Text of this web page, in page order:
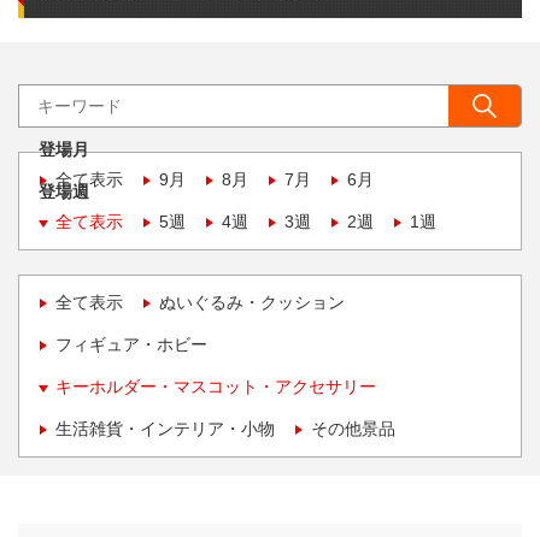
登場月
全て表示
9月 8月 7月 6月
登場週
全て表示
5週 4週 3週 2週 1週
全て表示 ぬいぐるみ・クッション
フィギュア・ホビー
キーホルダー・マスコット・アクセサリー
生活雑貨・インテリア・小物 その他景品